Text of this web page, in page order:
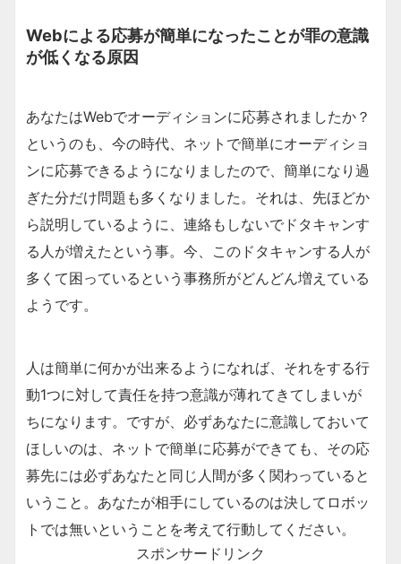
Webによる応募が簡単になったことが罪の意識
が低くなる原因
あなたはWebでオーディションに応募されましたか？
というのも、今の時代、ネットで簡単にオーディショ
ンに応募できるようになりましたので、簡単になり過
ぎた分だけ問題も多くなりました。それは、先ほどか
ら説明しているように、連絡もしないでドタキャンす
る人が増えたという事。今、このドタキャンする人が
多くて困っているという事務所がどんどん増えている
ようです。
人は簡単に何かが出来るようになれば、それをする行
動1つに対して責任を持つ意識が薄れてきてしまいが
ちになります。ですが、必ずあなたに意識しておいて
ほしいのは、ネットで簡単に応募ができても、その応
募先には必ずあなたと同じ人間が多く関わっていると
いうこと。あなたが相手にしているのは決してロボッ
トでは無いということを考えて行動してください。
スポンサードリンク